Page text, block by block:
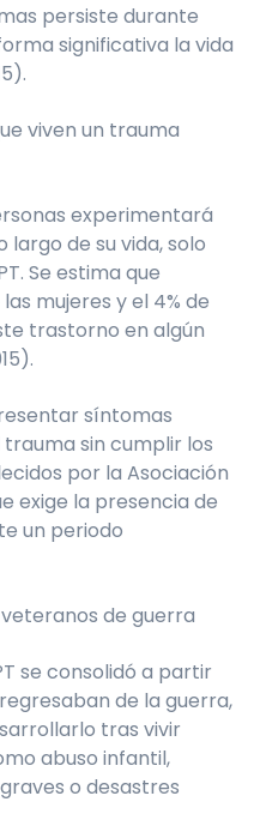
persiste durante
significativa la vida
viven un trauma
experimentará
de su vida, solo
Se estima que
mujeres y el 4% de
trastorno en algún
síntomas
sin cumplir los
por la Asociación
exige la presencia de
un periodo
veteranos de guerra
se consolidó a partir
de la guerra,
tras vivir
abuso infantil,
o desastres